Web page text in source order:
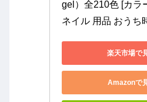
gel）全210色 [カラ
ネイル 用品 おうち
楽天市場で
Amazonで